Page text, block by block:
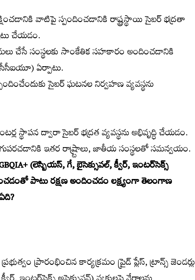
వాటిపై స్పందించడానికి రాష్ట్రస్థాయి సైబర్‌ భద్రతా
చేయడం.
చేసే సంస్థలకు సాంకేతిక సహకారం అందించడానికి
ఏర్పాటు.
సైబర్‌ ఘటనల నిర్వహణ వ్యవస్థను
స్థాపన ద్వారా సైబర్‌ భద్రత వ్యవస్థను అభివృద్ధి చేయడం.
ఇతర రాష్ర్టాలు, జాతీయ సంస్థలతో సమన్వయం.
(లెస్బియస్‌, గే, బైసెక్సువల్‌, క్వీర్‌, ఇంటర్‌సెక్స్‌
పాటు రక్షణ అందించడం లక్ష్యంగా తెలంగాణ
ప్రారంభించిన కార్యక్రమం ప్రైడ్‌ ప్లేస్‌, ట్రాన్స్‌ జెండర్లు